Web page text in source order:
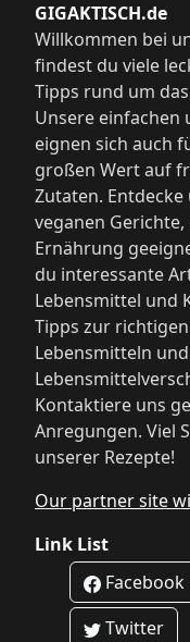
GIGAKTISCH.de
Willkommen bei
findest du viele
Tipps rund um
Unsere einfachen
eignen sich auch
großen Wert auf
Zutaten.
veganen
Ernährung
du interessante
Lebensmittel und
Tipps zur
Lebensmitteln
Kontaktiere uns
Anregungen. Viel
unserer Rezepte!
Our partner site
Link List
Facebook
Twitter